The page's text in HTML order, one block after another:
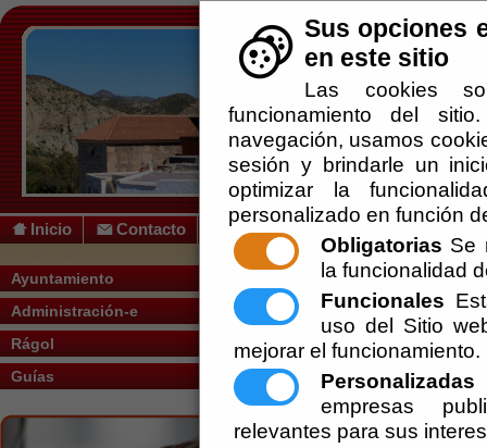
Sus opciones
en este sitio
Las cookies
funcionamiento del
navegación, usamos
sesión y brindarle un
optimizar la
personalizado en función
Obligatorias Se
la funcionalidad
Funcionales
uso del Sitio
mejorar el funcionamiento.
Personalizadas
empresas
relevantes para sus
Inicio Contacto
Ayuntamiento
Administración-e
Rágol
Guías
Usted se encuentra aquí:Inicio //